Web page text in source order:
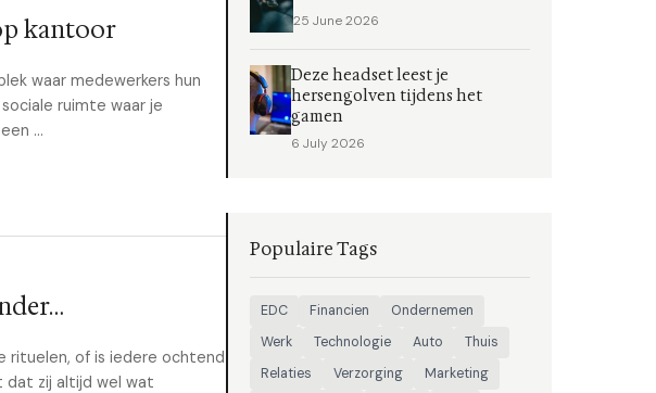
kantoor
waar medewerkers hun
ruimte waar je
...
rituelen, of is iedere ochtend
dat zij altijd wel wat
25 June 2026
Deze headset leest je
hersengolven tijdens het
gamen
6 July 2026
Populaire Tags
EDC Financien
Ondernemen
Werk
Technologie Auto
Thuis
Relaties
Verzorging
Marketing